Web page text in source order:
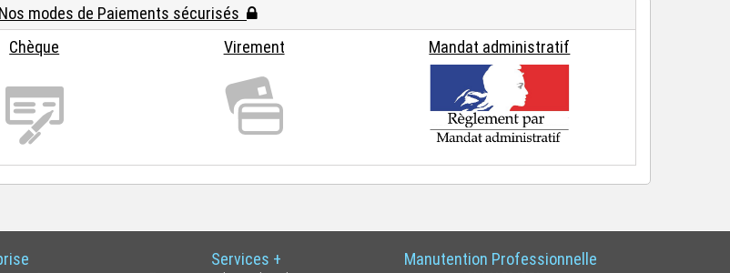
Nos modes de Paiements sécurisés
Chèque Virement Mandat administratif
Services + Manutention Professionnelle